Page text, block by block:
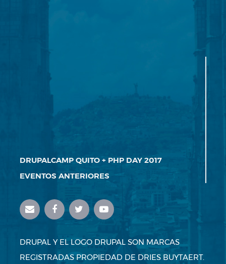
DRUPALCAMP QUITO + PHP DAY 2017
EVENTOS ANTERIORES
DRUPAL Y EL LOGO DRUPAL SON MARCAS
REGISTRADAS PROPIEDAD DE DRIES BUYTAERT.